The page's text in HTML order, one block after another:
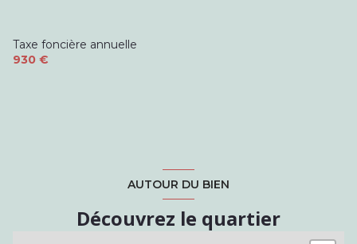
Taxe foncière annuelle
930 €
AUTOUR DU BIEN
Découvrez le quartier